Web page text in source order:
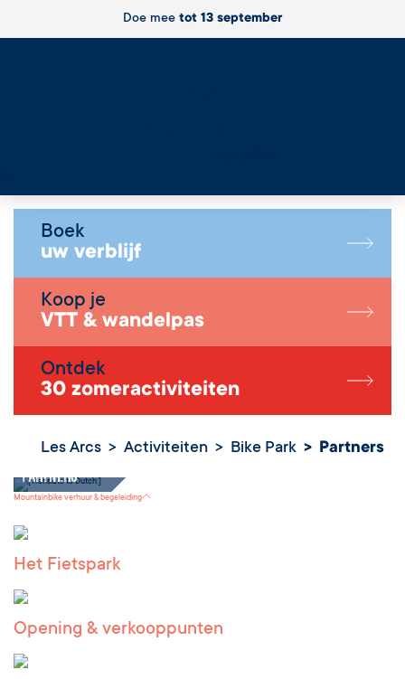
Doe mee tot 13 september
Boek
uw verblijf
Koop je
VTT & wandelpas
Ontdek
30 zomeractiviteiten
Les Arcs Activiteiten Bike Park
Partners
Partners
Mountainbike verhuur & begeleiding
Het Fietspark
Opening & verkooppunten